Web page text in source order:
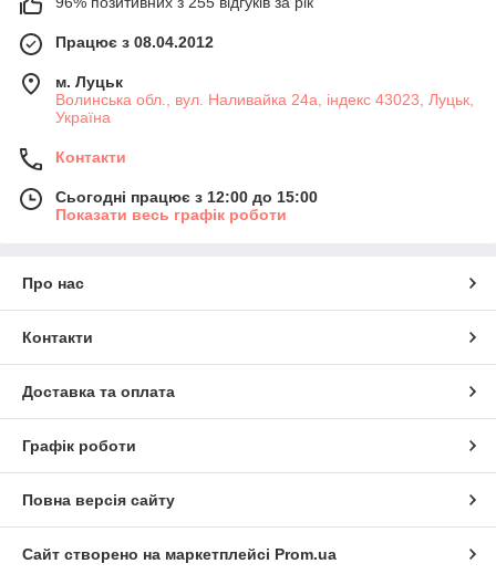
Працює з 08.04.2012
м. Луцьк
Волинська обл., вул. Наливайка 24а, індекс 43023, Луцьк,
Україна
Контакти
Сьогодні працює з 12:00 до 15:00
Показати весь графік роботи
Про нас
Контакти
Доставка та оплата
Графік роботи
Повна версія сайту
Сайт створено на маркетплейсі Prom.ua